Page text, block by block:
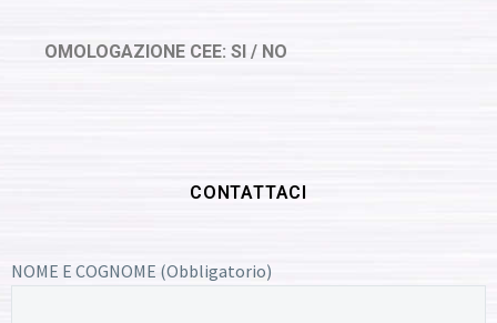
OMOLOGAZIONE CEE: SI / NO
CONTATTACI
NOME E COGNOME (Obbligatorio)